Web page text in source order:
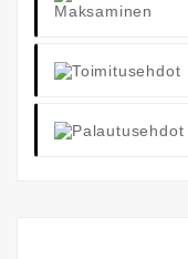
Maksaminen